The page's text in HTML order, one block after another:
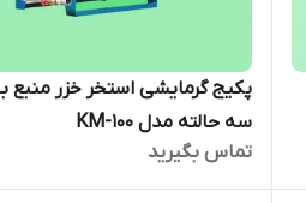
پکیج گرمایشی استخر خزر منبع
سه حالته مدل KM-100
تماس بگیرید